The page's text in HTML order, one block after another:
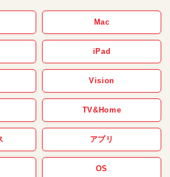
Mac
iPad
Vision
TV&Home
アプリ
OS